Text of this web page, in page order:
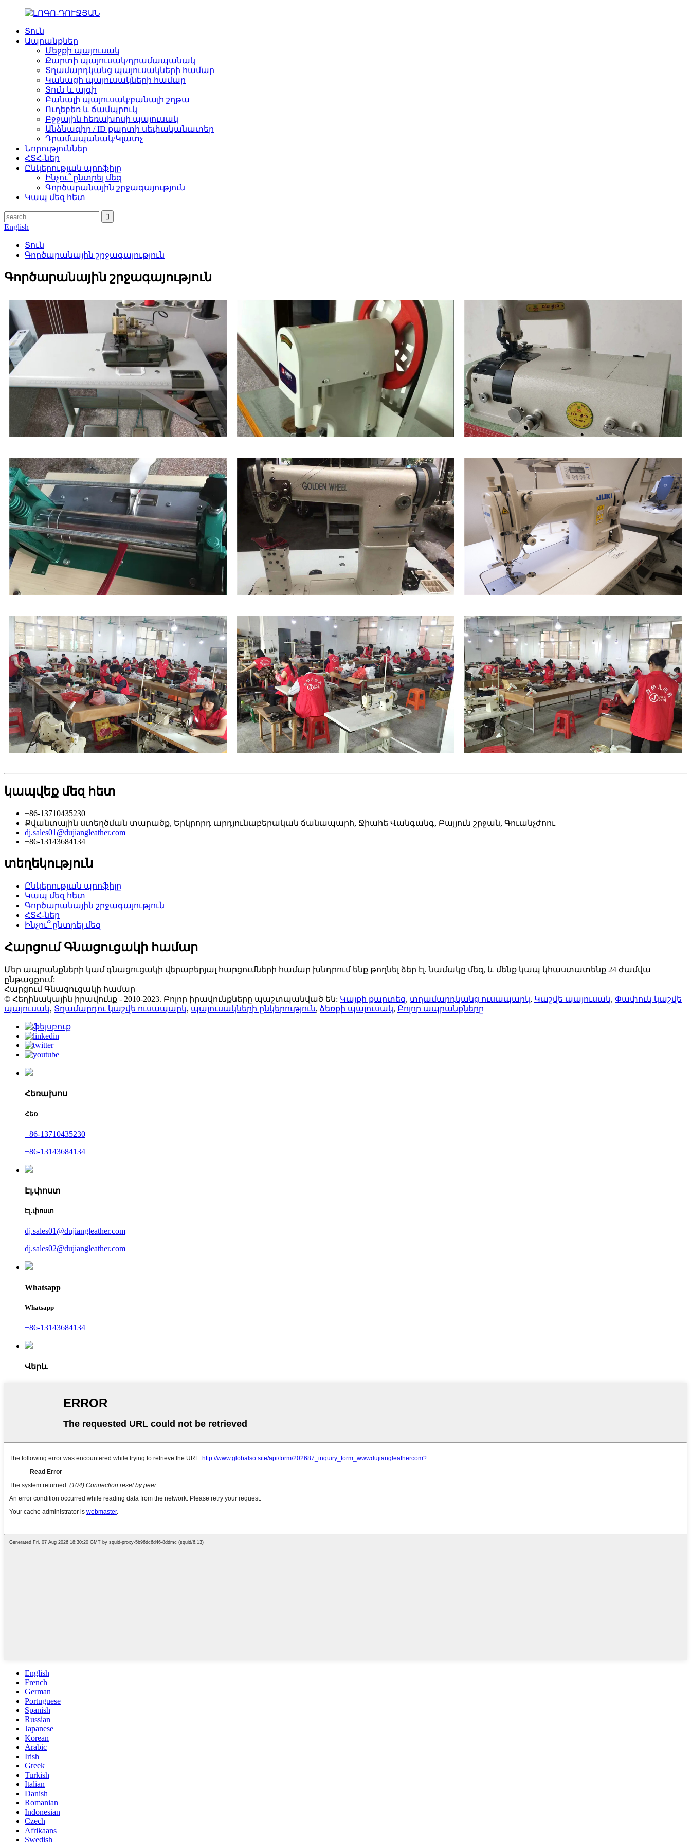
Տուն
Ապրանքներ
Մեջքի պայուսակ
Քարտի պայուսակ/դրամապանակ
Տղամարդկանց պայուսակների համար
Կանացի պայուսակների համար
Տուն և այգի
Բանալի պայուսակ/բանալի շղթա
Ուղեբեռ և ճամպրուկ
Բջջային հեռախոսի պայուսակ
Անձնագիր / ID քարտի սեփականատեր
Դրամապանակ/Կլատչ
Նորություններ
ՀՏՀ-ներ
Ընկերության պրոֆիլը
Ինչու՞ ընտրել մեզ
Գործարանային շրջագայություն
Կապ մեզ հետ
English
Տուն
Գործարանային շրջագայություն
Գործարանային շրջագայություն
կապվեք մեզ հետ
+86-13710435230
Քվանտային ստեղծման տարածք, Երկրորդ արդյունաբերական ճանապարհ, Ջիահե Վանգանգ, Բայյուն շրջան, Գուանչժոու
dj.sales01@dujiangleather.com
+86-13143684134
տեղեկություն
Ընկերության պրոֆիլը
Կապ մեզ հետ
Գործարանային շրջագայություն
ՀՏՀ-ներ
Ինչու՞ ընտրել մեզ
Հարցում Գնացուցակի համար
Մեր ապրանքների կամ գնացուցակի վերաբերյալ հարցումների համար խնդրում ենք թողնել ձեր էլ. նամակը մեզ, և մենք կապ կհաստատենք 24 ժամվա
ընթացքում:
Հարցում Գնացուցակի համար
© Հեղինակային իրավունք - 2010-2023. Բոլոր իրավունքները պաշտպանված են: Կայքի քարտեզ, տղամարդկանց ուսապարկ, Կաշվե պայուսակ, Փափուկ կաշվե
պայուսակ, Տղամարդու կաշվե ուսապարկ, պայուսակների ընկերություն, ձեռքի պայուսակ, Բոլոր ապրանքները
Հեռախոս
Հեռ
+86-13710435230
+86-13143684134
Էլ.փոստ
Էլ.փոստ
dj.sales01@dujiangleather.com
dj.sales02@dujiangleather.com
Whatsapp
Whatsapp
+86-13143684134
Վերև
English
French
German
Portuguese
Spanish
Russian
Japanese
Korean
Arabic
Irish
Greek
Turkish
Italian
Danish
Romanian
Indonesian
Czech
Afrikaans
Swedish